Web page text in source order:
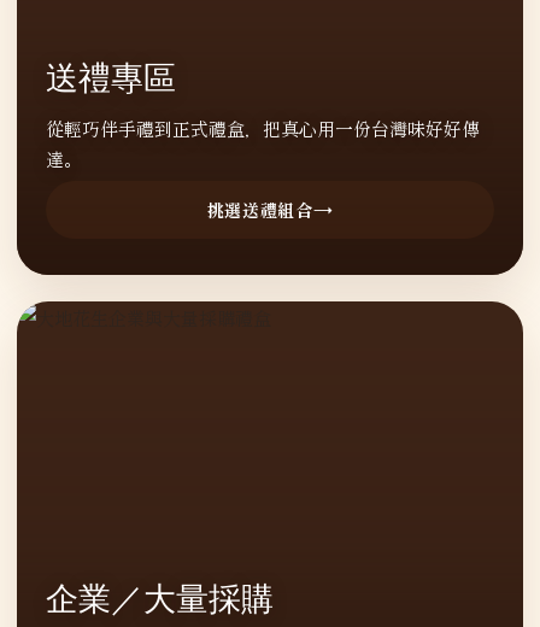
送禮專區
從輕巧伴手禮到正式禮盒，把真心用一份台灣味好好傳
達。
挑選送禮組合
企業／大量採購